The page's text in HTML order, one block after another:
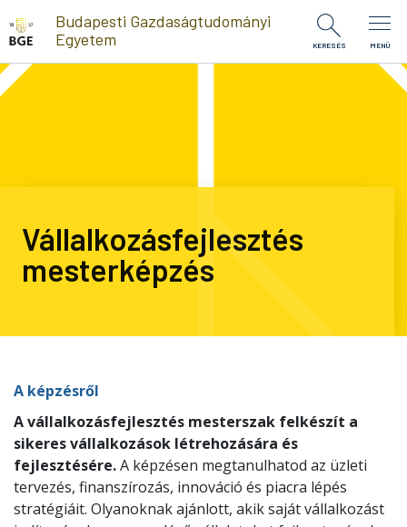
Ugrás a tartalomra
Budapesti Gazdaságtudományi
Egyetem
KERESÉS MENÜ
Vállalkozásfejlesztés
mesterképzés
A képzésről
A vállalkozásfejlesztés mesterszak felkészít a
sikeres vállalkozások létrehozására és
fejlesztésére.A képzésen megtanulhatod az üzleti
tervezés, finanszírozás, innováció és piacra lépés
stratégiáit. Olyanoknak ajánlott, akik saját vállalkozást